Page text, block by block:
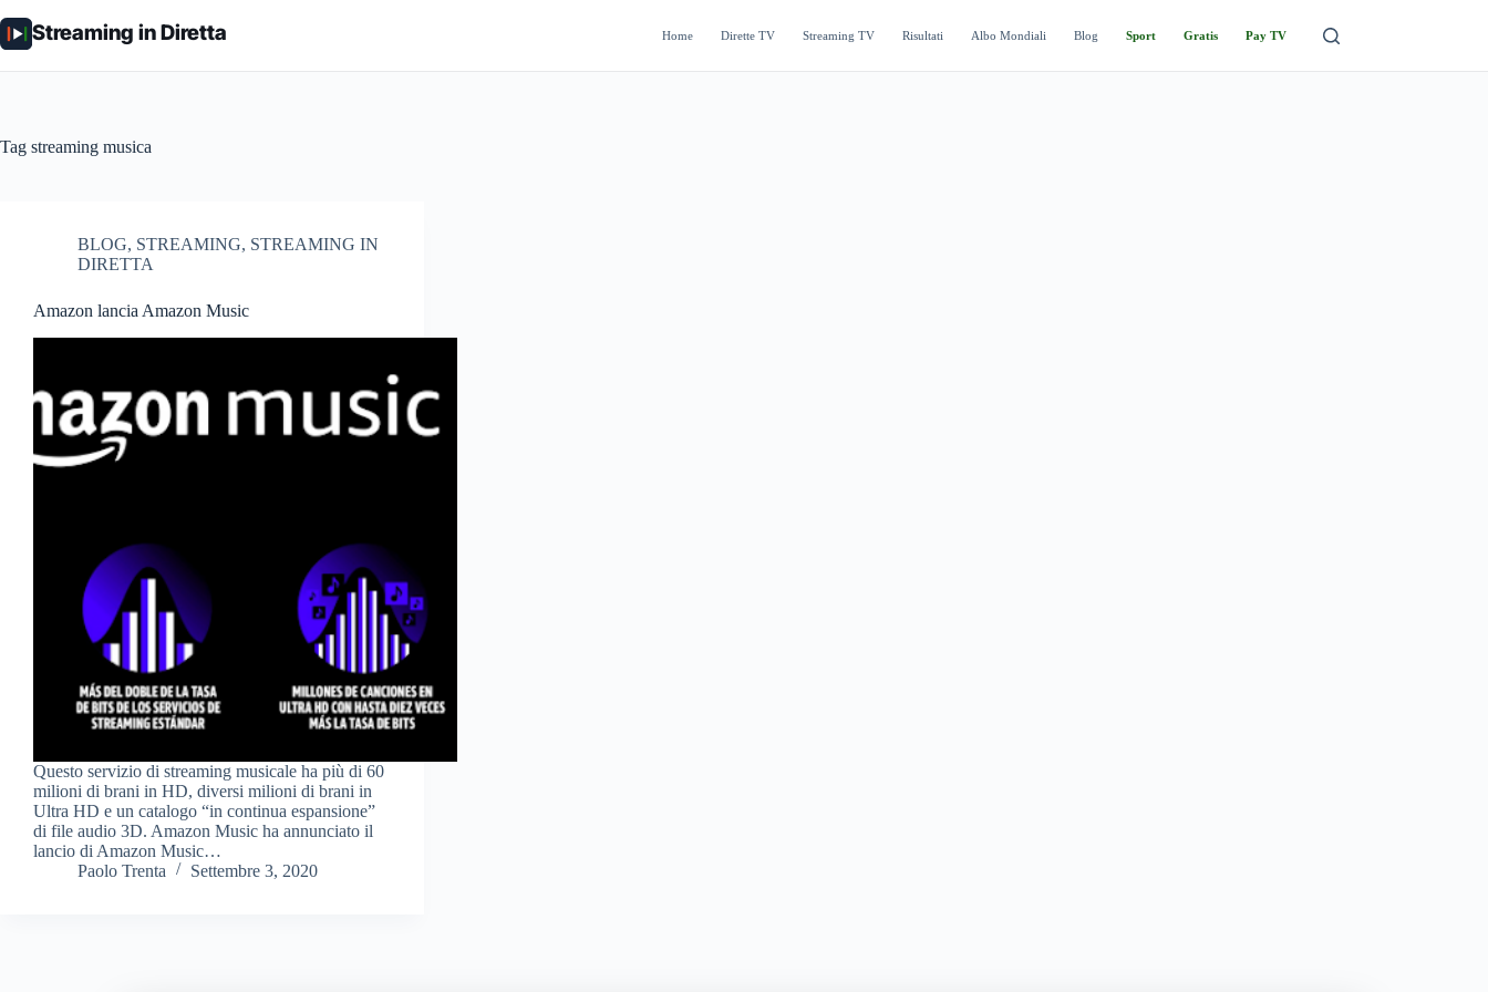
al
contenuto
Streaming in Diretta Home Dirette TV Streaming TV Risultati Albo Mondiali Blog Sport Gratis Pay TV
Tag streaming musica
BLOG, STREAMING, STREAMING IN
DIRETTA
Amazon lancia Amazon Music
Questo servizio di streaming musicale ha più di 60
milioni di brani in HD, diversi milioni di brani in
Ultra HD e un catalogo “in continua espansione”
di file audio 3D. Amazon Music ha annunciato il
lancio di Amazon Music…
Paolo Trenta
Settembre 3, 2020